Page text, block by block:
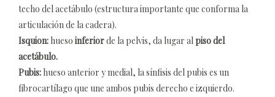
techo del acetábulo (estructura importante que conforma la
articulación de la cadera).
Isquion: hueso inferiorde la pelvis, da lugar alpiso del
acetábulo.
Pubis: hueso anterior y medial, la sínfisis del pubis es un
fibrocartílago que une ambos pubis derecho e izquierdo.